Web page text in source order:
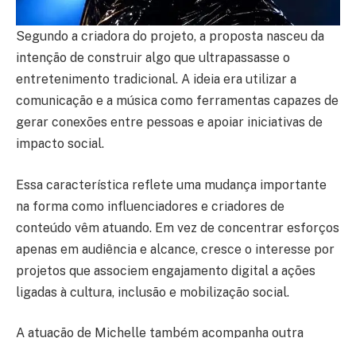
Segundo a criadora do projeto, a proposta nasceu da
intenção de construir algo que ultrapassasse o
entretenimento tradicional. A ideia era utilizar a
comunicação e a música como ferramentas capazes de
gerar conexões entre pessoas e apoiar iniciativas de
impacto social.
Essa característica reflete uma mudança importante
na forma como influenciadores e criadores de
conteúdo vêm atuando. Em vez de concentrar esforços
apenas em audiência e alcance, cresce o interesse por
projetos que associem engajamento digital a ações
ligadas à cultura, inclusão e mobilização social.
A atuação de Michelle também acompanha outra